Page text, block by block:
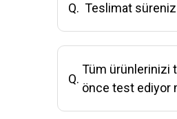
Q. Teslimat süreniz
Q.
Tüm ürünlerinizi
önce test ediyor